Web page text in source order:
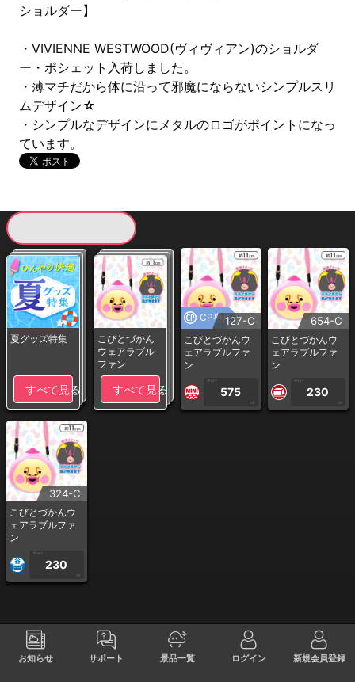
お知らせ サポート 景品一覧 ログイン 新規会員登録
ショルダー】
・VIVIENNE WESTWOOD(ヴィヴィアン)のショルダ
ー・ポシェット入荷しました。
・薄マチだから体に沿って邪魔にならないシンプルスリ
ムデザイン☆
・シンプルなデザインにメタルのロゴがポイントになっ
ています。
夏グッズ特集
すべて見る
こびとづかん
ウェアラブル
ファン
すべて見る
CP専用127-C
こびとづかんウ
ェアラブルファ
ン
1PLAY
575
CP
654-C
こびとづかんウ
ェアラブルファ
ン
1PLAY
230
CP
324-C
こびとづかんウ
ェアラブルファ
ン
1PLAY
230
CP